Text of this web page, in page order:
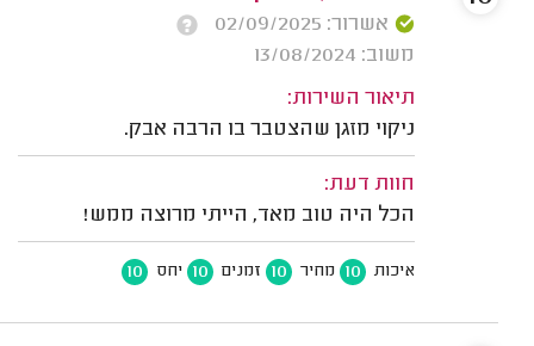
אשרור: 02/09/2025
משוב: 13/08/2024
תיאור השירות:
ניקוי מזגן שהצטבר בו הרבה אבק.
חוות דעת:
הכל היה טוב מאד, הייתי מרוצה ממש!
איכות 10 מחיר 10 זמנים 10 יחס 10